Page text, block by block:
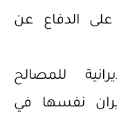
على الدفاع عن
للمصالح
إيران نفسها في